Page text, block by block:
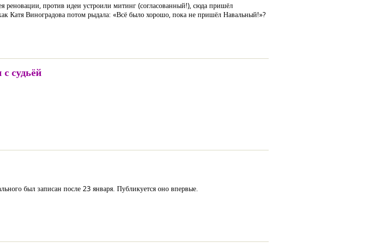
реновации, против идеи устроили митинг (согласованный!), сюда пришёл
Катя Виноградова потом рыдала: «Всё было хорошо, пока не пришёл Навальный!»?
судьёй
был записан после 23 января. Публикуется оно впервые.